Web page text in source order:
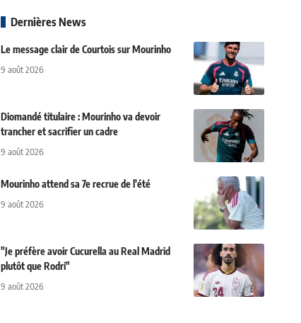
Dernières News
Le message clair de Courtois sur Mourinho
9 août 2026
Diomandé titulaire : Mourinho va devoir
trancher et sacrifier un cadre
9 août 2026
Mourinho attend sa 7e recrue de l'été
9 août 2026
"Je préfère avoir Cucurella au Real Madrid
plutôt que Rodri"
9 août 2026